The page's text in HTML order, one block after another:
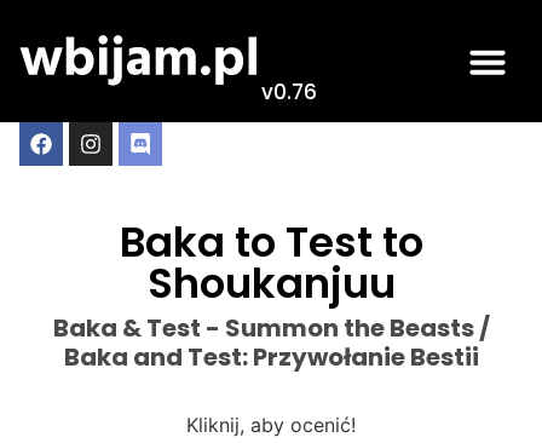
v0.76
Baka to Test to
Shoukanjuu
Baka & Test - Summon the Beasts /
Baka and Test: Przywołanie Bestii
Kliknij, aby ocenić!